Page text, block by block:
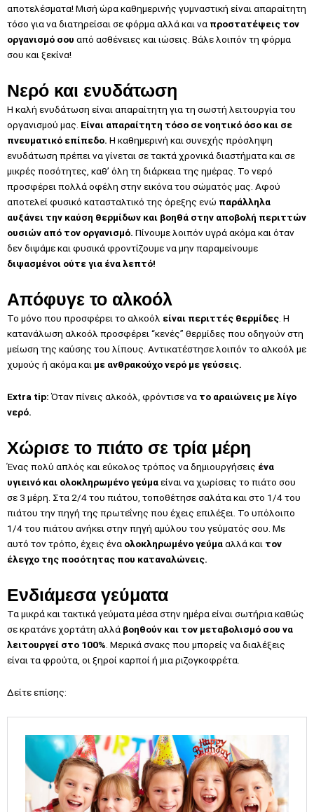
αποτελέσματα! Μισή ώρα καθημερινής γυμναστική είναι απαραίτητη
τόσο για να διατηρείσαι σε φόρμα αλλά και να προστατέψεις τον
οργανισμό σου από ασθένειες και ιώσεις. Βάλε λοιπόν τη φόρμα
σου και ξεκίνα!
Νερό και ενυδάτωση
Η καλή ενυδάτωση είναι απαραίτητη για τη σωστή λειτουργία του
οργανισμού μας. Είναι απαραίτητη τόσο σε νοητικό όσο και σε
πνευματικό επίπεδο. Η καθημερινή και συνεχής πρόσληψη
ενυδάτωση πρέπει να γίνεται σε τακτά χρονικά διαστήματα και σε
μικρές ποσότητες, καθ’ όλη τη διάρκεια της ημέρας. Το νερό
προσφέρει πολλά οφέλη στην εικόνα του σώματός μας. Aφού
αποτελεί φυσικό κατασταλτικό της όρεξης ενώ παράλληλα
αυξάνει την καύση θερμίδων και βοηθά στην αποβολή περιττών
ουσιών από τον οργανισμό. Πίνουμε λοιπόν υγρά ακόμα και όταν
δεν διψάμε και φυσικά φροντίζουμε να μην παραμείνουμε
διψασμένοι ούτε για ένα λεπτό!
Απόφυγε το αλκοόλ
Το μόνο που προσφέρει το αλκοόλ είναι περιττές θερμίδες . Η
κατανάλωση αλκοόλ προσφέρει “κενές” θερμίδες που οδηγούν στη
μείωση της καύσης του λίπους. Αντικατέστησε λοιπόν το αλκοόλ με
χυμούς ή ακόμα και με ανθρακούχο νερό με γεύσεις.
Extra tip: Όταν πίνεις αλκοόλ, φρόντισε να το αραιώνεις με λίγο
νερό.
Χώρισε το πιάτο σε τρία μέρη
Ένας πολύ απλός και εύκολος τρόπος να δημιουργήσεις ένα
υγιεινό και ολοκληρωμένο γεύμαείναι να χωρίσεις το πιάτο σου
σε 3 μέρη. Στα 2/4 του πιάτου, τοποθέτησε σαλάτα και στο 1/4 του
πιάτου την πηγή της πρωτεΐνης που έχεις επιλέξει. Το υπόλοιπο
1/4 του πιάτου ανήκει στην πηγή αμύλου του γεύματός σου. Με
αυτό τον τρόπο, έχεις ένα ολοκληρωμένο γεύμααλλά και τον
έλεγχο της ποσότητας που καταναλώνεις.
Ενδιάμεσα γεύματα
Τα μικρά και τακτικά γεύματα μέσα στην ημέρα είναι σωτήρια καθώς
σε κρατάνε χορτάτη αλλά βοηθούν και τον μεταβολισμό σου να
λειτουργεί στο 100% . Μερικά σνακς που μπορείς να διαλέξεις
είναι τα φρούτα, οι ξηροί καρποί ή μια ριζογκοφρέτα.
Δείτε επίσης: